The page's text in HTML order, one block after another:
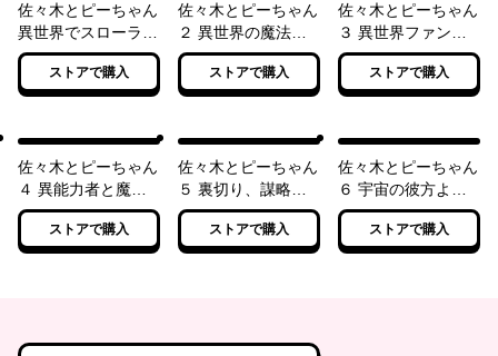
佐々木とピーちゃん
異世界でスローライ
フを楽しもうとした
ら、現代で異能バト
ルに巻き込まれた件
を始めたようです～
【電子特典付き】
ストアで購入
佐々木とピーちゃん
２ 異世界の魔法で
現代の異能バトルを
無双していたら、魔
法少女に喧嘩を売ら
デスゲームにも参戦
するのですか？～
【電子特典付き】
ストアで購入
佐々木とピーちゃん
３ 異世界ファンタ
ジーなら異能バトル
も魔法少女もデスゲ
ームも敵ではありま
たら、雲行きが怪し
くなってきました～
【電子特典付き】
ストアで購入
佐々木とピーちゃん
４ 異能力者と魔法
少女がデスゲーム勢
を巻き込んで喧嘩を
始めました ～並び
ストアで購入
佐々木とピーちゃん
５ 裏切り、謀略、
クーデター！ 異世
界では王家の跡目争
いが大決着 ～現代
付き】
ストアで購入
佐々木とピーちゃん
６ 宇宙の彼方よ
り、未確認飛行物
体、来襲！ ～人類
終了のお知らせ、伝
ストアで購入